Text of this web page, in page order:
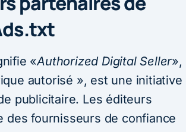
«Authorized Digital Seller»,
autorisé », est une initiative
publicitaire. Les éditeurs
des fournisseurs de confiance